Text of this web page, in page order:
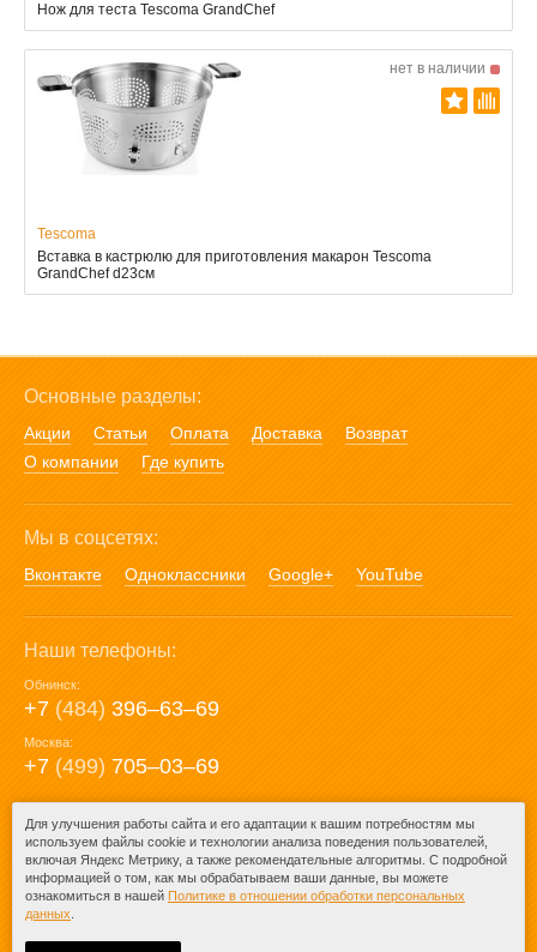
Нож для теста Tescoma GrandChef
нет в наличии
Tescoma
Вставка в кастрюлю для приготовления макарон Tescoma
GrandChef d23см
Основные разделы:
Акции Статьи Оплата Доставка
Возврат
О компании
Где купить
Мы в соцсетях:
Вконтакте Одноклассники Google+ YouTube
Наши телефоны:
Обнинск:
+7 (484) 396‒63‒69
Москва:
+7 (499) 705‒03‒69
E-mail:
mail@posuda40.ru
Для улучшения работы сайта и его адаптации к вашим потребностям мы
используем файлы cookie и технологии анализа поведения пользователей,
включая Яндекс Метрику, а также рекомендательные алгоритмы. С подробной
информацией о том, как мы обрабатываем ваши данные, вы можете
ознакомиться в нашей Политике в отношении обработки персональных
данных